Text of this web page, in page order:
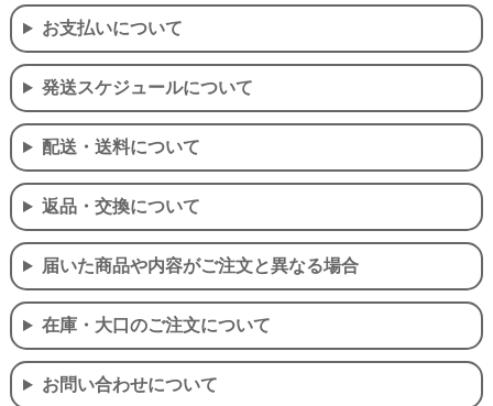
お支払いについて
発送スケジュールについて
配送・送料について
返品・交換について
届いた商品や内容がご注文と異なる場合
在庫・大口のご注文について
お問い合わせについて